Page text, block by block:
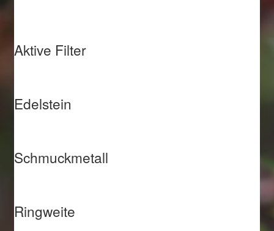
Aktive Filter
Edelstein
Schmuckmetall
Ringweite